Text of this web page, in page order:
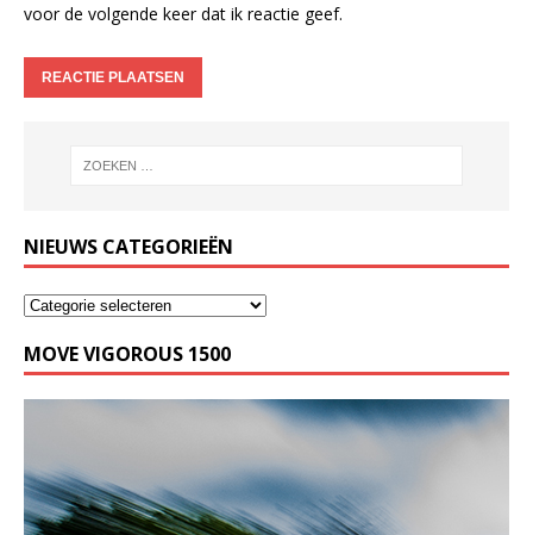
voor de volgende keer dat ik reactie geef.
NIEUWS CATEGORIEËN
MOVE VIGOROUS 1500